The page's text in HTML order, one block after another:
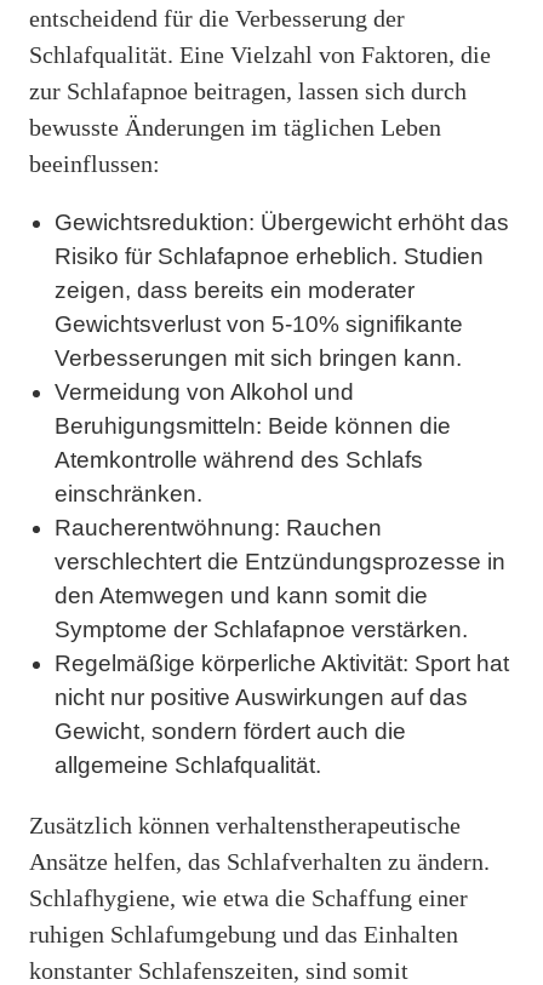
entscheidend für die Verbesserung der
Schlafqualität. Eine Vielzahl von Faktoren, die
zur Schlafapnoe beitragen, lassen sich durch
bewusste Änderungen im täglichen Leben
beeinflussen:
Gewichtsreduktion: Übergewicht erhöht das
Risiko für Schlafapnoe erheblich. Studien
zeigen, dass bereits ein moderater
Gewichtsverlust von 5-10% signifikante
Verbesserungen mit sich bringen kann.
Vermeidung von Alkohol und
Beruhigungsmitteln: Beide können die
Atemkontrolle während des Schlafs
einschränken.
Raucherentwöhnung: Rauchen
verschlechtert die Entzündungsprozesse in
den Atemwegen und kann somit die
Symptome der Schlafapnoe verstärken.
Regelmäßige körperliche Aktivität: Sport hat
nicht nur positive Auswirkungen auf das
Gewicht, sondern fördert auch die
allgemeine Schlafqualität.
Zusätzlich können verhaltenstherapeutische
Ansätze helfen, das Schlafverhalten zu ändern.
Schlafhygiene, wie etwa die Schaffung einer
ruhigen Schlafumgebung und das Einhalten
konstanter Schlafenszeiten, sind somit